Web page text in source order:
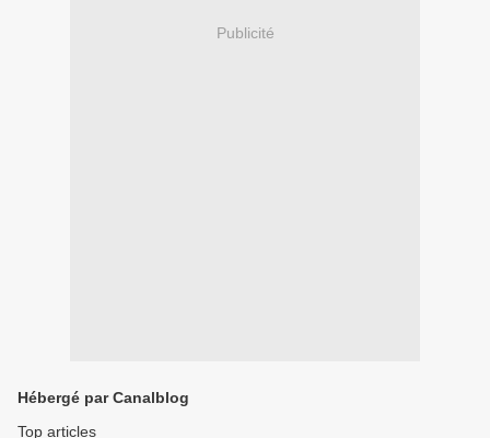
Publicité
Hébergé par Canalblog
Top articles